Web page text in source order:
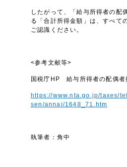
したがって、「給与所得者の配
る「合計所得金額」は、すべて
ご認識ください。
<参考文献等>
国税庁HP 給与所得者の配偶者
https://www.nta.go.jp/taxes/
sen/annai/1648_71.htm
執筆者：角中